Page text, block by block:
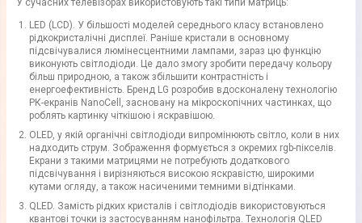
У сучасних телевізорах використовують такі типи матриць:
LED (LCD). У більшості моделей середнього класу встановлено
рідкокристалічні дисплеї. Раніше кристали в основному
підсвічувалися люмінесцентними лампами, зараз цю функцію
виконують світлодіоди. Це дало змогу зробити передачу кольору
більш природною, а також збільшити контрастність і
енергоефективність. Бренд LG розробив вдосконалену технологію
РК-екранів NanoCell, засновану на мікроскопічних частинках, що
роблять картинку чіткішою і яскравішою.
OLED, у якій органічні світлодіоди випромінюють світло, коли в них
надходить струм. Зображення формується з окремих rgb-пікселів.
Екрани з такими матрицями не потребують додаткового
підсвічування і вирізняються високою яскравістю, широкими
кутами огляду, а також насиченими темними відтінками.
QLED. Замість рідких кристалів і світлодіодів використовуються
квантові точки із застосуванням нанофільтра. Технологія QLED